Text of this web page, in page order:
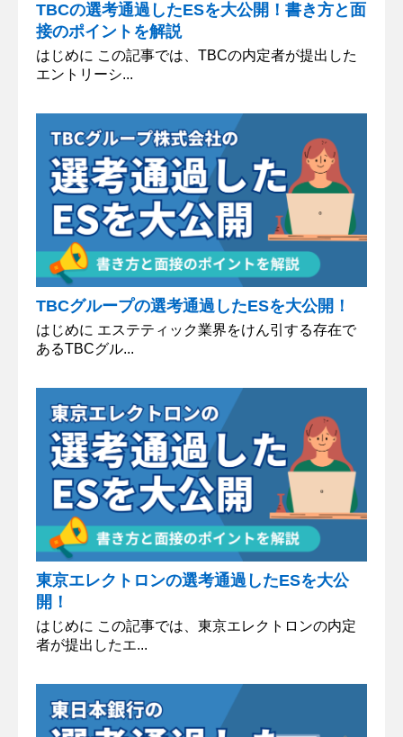
TBCの選考通過したESを大公開！書き方と面
接のポイントを解説
はじめに この記事では、TBCの内定者が提出した
エントリーシ...
TBCグループの選考通過したESを大公開！
はじめに エステティック業界をけん引する存在で
あるTBCグル...
東京エレクトロンの選考通過したESを大公
開！
はじめに この記事では、東京エレクトロンの内定
者が提出したエ...